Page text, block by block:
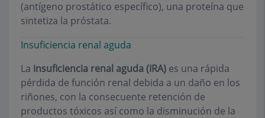
(antígeno prostático específico), una proteína que
sintetiza la próstata.
Insuficiencia renal aguda
La insuficiencia renal aguda (IRA) es una rápida
pérdida de función renal debida a un daño en los
riñones, con la consecuente retención de
productos tóxicos así como la disminución de la